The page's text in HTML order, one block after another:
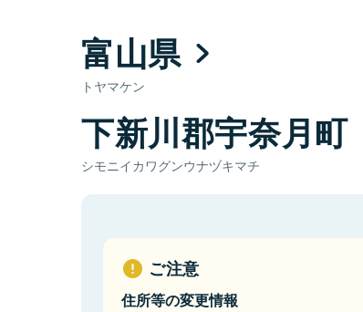
富山県
トヤマケン
下新川郡宇奈月町
シモニイカワグンウナヅキマチ
ご注意
住所等の変更情報